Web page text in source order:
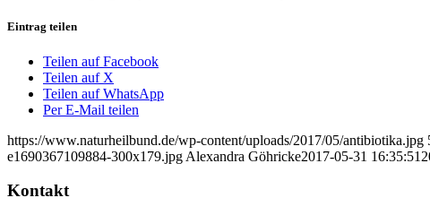
Eintrag teilen
Teilen auf Facebook
Teilen auf X
Teilen auf WhatsApp
Per E-Mail teilen
https://www.naturheilbund.de/wp-content/uploads/2017/05/antibiotika.jpg
e1690367109884-300x179.jpg Alexandra Göhricke2017-05-31 16:35:51
Kontakt